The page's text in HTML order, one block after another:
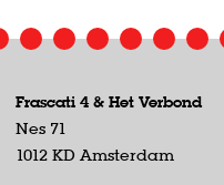
Frascati 4 & Het Verbond
Nes 71
1012 KD Amsterdam